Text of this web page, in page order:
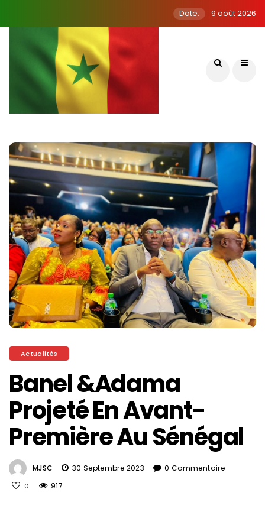
Date: 9 août 2026
Actualités
Banel &Adama
Projeté En Avant-
Première Au Sénégal
MJSC 30 Septembre 2023 0 Commentaire
0 917